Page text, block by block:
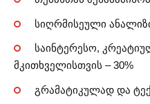
სიღრმისეული
საინტერესო,
მკითხველისთვის – 30%
გრამატიკულად და